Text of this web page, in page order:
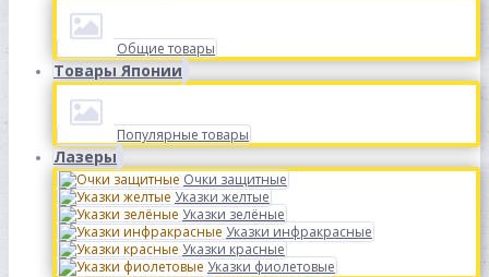
Общие товары
Товары Японии
Популярные товары
Лазеры
Очки защитные
Указки желтые
Указки зелёные
Указки инфракрасные
Указки красные
Указки фиолетовые